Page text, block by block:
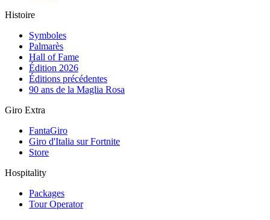
Histoire
Symboles
Palmarès
Hall of Fame
Édition 2026
Éditions précédentes
90 ans de la Maglia Rosa
Giro Extra
FantaGiro
Giro d'Italia sur Fortnite
Store
Hospitality
Packages
Tour Operator